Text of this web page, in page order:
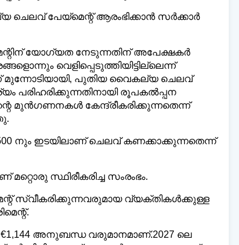
പേയ്‌മെന്റ് ആരംഭിക്കാൻ സർക്കാർ
യോഗ്യത നേടുന്നതിന് അപേക്ഷകർ
വെളിപ്പെടുത്തിയിട്ടില്ലെന്ന്
മുന്നോടിയായി, പുതിയ വൈകല്യ ചെലവ്
പരിഹരിക്കുന്നതിനായി രൂപകൽപ്പന
മുൻഗണനകൾ കേന്ദ്രീകരിക്കുന്നതെന്ന്
നും ഇടയിലാണ് ചെലവ് കണക്കാക്കുന്നതെന്ന്
സ്ഥിരീകരിച്ച സംരംഭം.
സ്വീകരിക്കുന്നവരുമായ വ്യക്തികൾക്കുള്ള
€1,144 അനുബന്ധ വരുമാനമാണ്.2027 ലെ